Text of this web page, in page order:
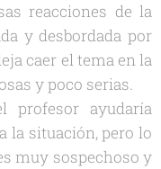
reacciones de la
y desbordada por
caer el tema en la
y poco serias.
profesor ayudaría
la situación, pero lo
muy sospechoso y